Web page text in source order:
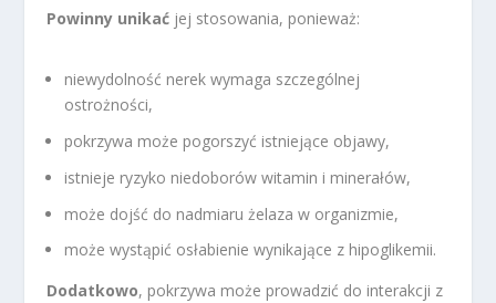
Powinny unikać jej stosowania, ponieważ:
niewydolność nerek wymaga szczególnej
ostrożności,
pokrzywa może pogorszyć istniejące objawy,
istnieje ryzyko niedoborów witamin i minerałów,
może dojść do nadmiaru żelaza w organizmie,
może wystąpić osłabienie wynikające z hipoglikemii.
Dodatkowo, pokrzywa może prowadzić do interakcji z